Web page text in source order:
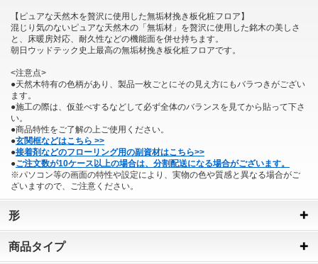
【ピュアな天然木を贅沢に使用した無垢材挽き板化粧フロア】
混じり気のないピュアな天然木の「無垢材」を贅沢に使用した銘木の美しさ
と、床暖房対応、耐久性などの機能面を併せ持ちます。
朝日ウッドテック史上最高の無垢材挽き板化粧フロアです。
<注意点>
●天然木特有の色柄があり、製品一枚ごとにその見え方にもバラつきがござい
ます。
●施工の際は、仮並べするなどして必ず全体のバランスを見てから貼って下さ
い。
●商品特性をご了解の上ご使用ください。
●玄関框などはこちら >>
●接着剤などのフローリング用の副資材はこちら>>
●ご注文数が10ケース以上の場合は、分割配送になる場合がございます。
※パソコン等の画面の特性や設定により、実物の色や質感と異なる場合がご
ざいますので、ご注意ください。
形
商品タイプ